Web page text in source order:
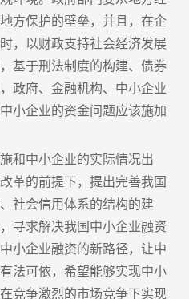
方保护的壁垒，并且，在企
，以财政支持社会经济发展
基于刑法制度的构建、债券
政府、金融机构、中小企业
小企业的资金问题应该施加
和中小企业的实际情况出
革的前提下，提出完善我国
社会信用体系的结构的建
寻求解决我国中小企业融资
小企业融资的新路径，让中
法可依，希望能够实现中小
竞争激烈的市场竞争下实现